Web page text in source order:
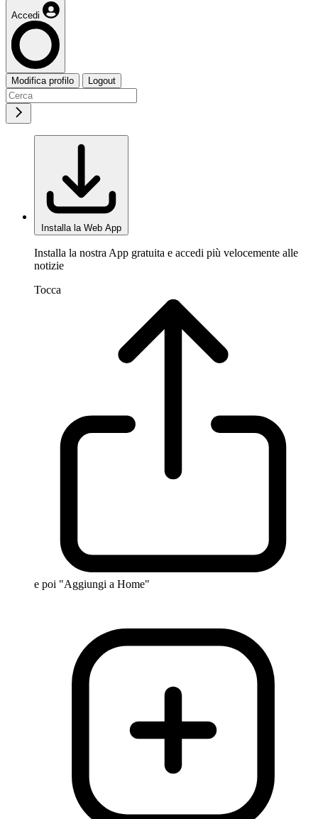
Accedi
Modifica profilo Logout
Installa la Web App
Installa la nostra App gratuita e accedi più velocemente alle
notizie
Tocca
e poi "Aggiungi a Home"